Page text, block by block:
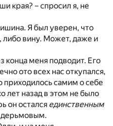
края? – спросил я, не
Я был уверен, что
либо вину. Может, даже и
конца меня подводит. Его
ото всех нас откупался,
приходилось самим о себе
лет назад в этом не было
он остался единственным
дерьмовым.